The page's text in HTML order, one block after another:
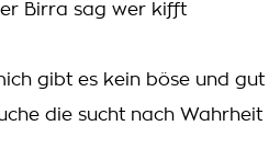
Birra sag wer kifft
gibt es kein böse und gut
die sucht nach Wahrheit